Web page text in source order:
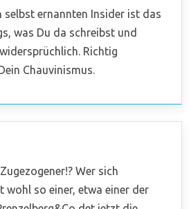
selbst ernannten Insider ist das
was Du da schreibst und
Richtig
Chauvinismus.
Wer sich
wohl so einer, etwa einer der